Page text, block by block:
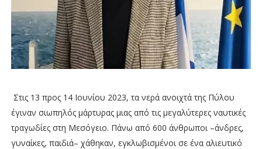
Στις 13 προς 14 Ιουνίου 2023, τα νερά ανοιχτά της Πύλου
έγιναν σιωπηλός μάρτυρας μιας από τις μεγαλύτερες ναυτικές
τραγωδίες στη Μεσόγειο. Πάνω από 600 άνθρωποι –άνδρες,
γυναίκες, παιδιά– χάθηκαν, εγκλωβισμένοι σε ένα αλιευτικό